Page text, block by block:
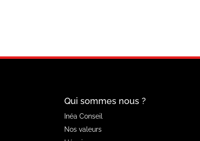
Qui sommes nous ?
Inéa Conseil
Nos valeurs